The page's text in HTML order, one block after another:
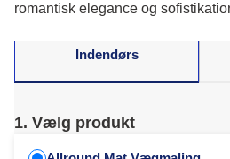
romantisk elegance og
Indendørs
1. Vælg produkt